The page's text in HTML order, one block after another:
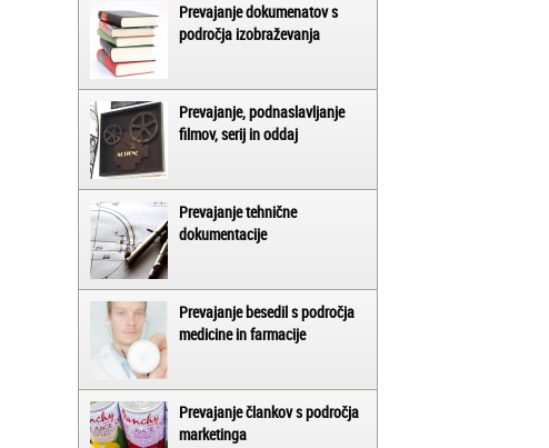
Prevajanje dokumenatov s
področja izobraževanja
Prevajanje, podnaslavljanje
filmov, serij in oddaj
Prevajanje tehnične
dokumentacije
Prevajanje besedil s področja
medicine in farmacije
Prevajanje člankov s področja
marketinga